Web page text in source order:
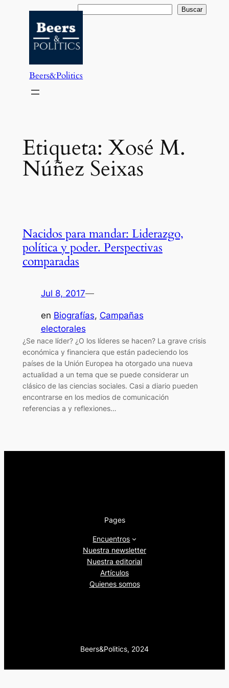
contenido
Buscar Buscar
Beers&Politics
Etiqueta: Xosé M.
Núñez Seixas
Nacidos para mandar: Liderazgo,
política y poder. Perspectivas
comparadas
Jul 8, 2017—
en Biografías, Campañas
electorales
¿Se nace líder? ¿O los líderes se hacen? La grave crisis
económica y financiera que están padeciendo los
países de la Unión Europea ha otorgado una nueva
actualidad a un tema que se puede considerar un
clásico de las ciencias sociales. Casi a diario pueden
encontrarse en los medios de comunicación
referencias a y reflexiones…
Pages
Encuentros
Nuestra newsletter
Nuestra editorial
Artículos
Quienes somos
Beers&Politics, 2024